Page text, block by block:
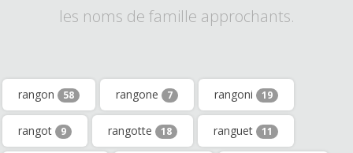
les noms de famille approchants.
rangon 58 rangone 7 rangoni 19
rangot 9 rangotte 18 ranguet 11